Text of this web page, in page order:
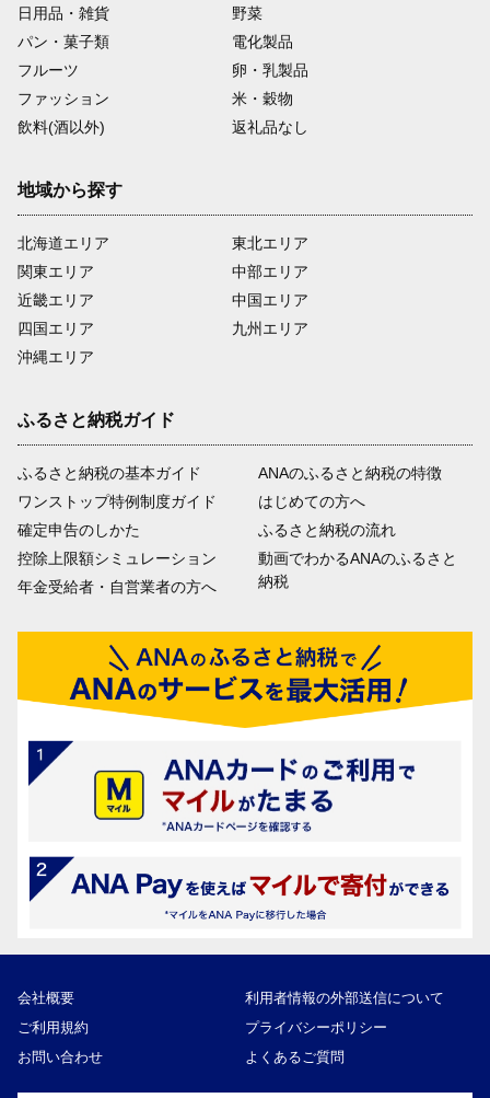
日用品・雑貨
野菜
パン・菓子類
電化製品
フルーツ
卵・乳製品
ファッション
米・穀物
飲料(酒以外)
返礼品なし
地域から探す
北海道エリア
関東エリア
近畿エリア
四国エリア
沖縄エリア
東北エリア
中部エリア
中国エリア
九州エリア
ふるさと納税ガイド
ふるさと納税の基本ガイド
ワンストップ特例制度ガイド
確定申告のしかた
控除上限額シミュレーション
年金受給者・自営業者の方へ
ANAのふるさと納税の特徴
はじめての方へ
ふるさと納税の流れ
動画でわかるANAのふるさと
納税
会社概要
利用者情報の外部送信について
ご利用規約
プライバシーポリシー
お問い合わせ
よくあるご質問